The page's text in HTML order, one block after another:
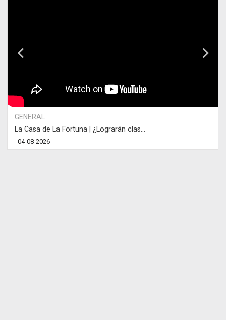
GENERAL
La Casa de La Fortuna | ¿Lograrán clas...
04-08-2026